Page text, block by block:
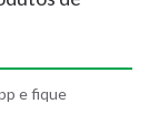
e fique